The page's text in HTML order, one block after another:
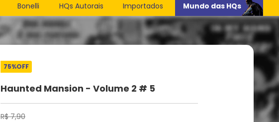
Bonelli HQs Autorais Importados Mundo das HQs
75%OFF
Haunted Mansion - Volume 2 # 5
R$ 7,90